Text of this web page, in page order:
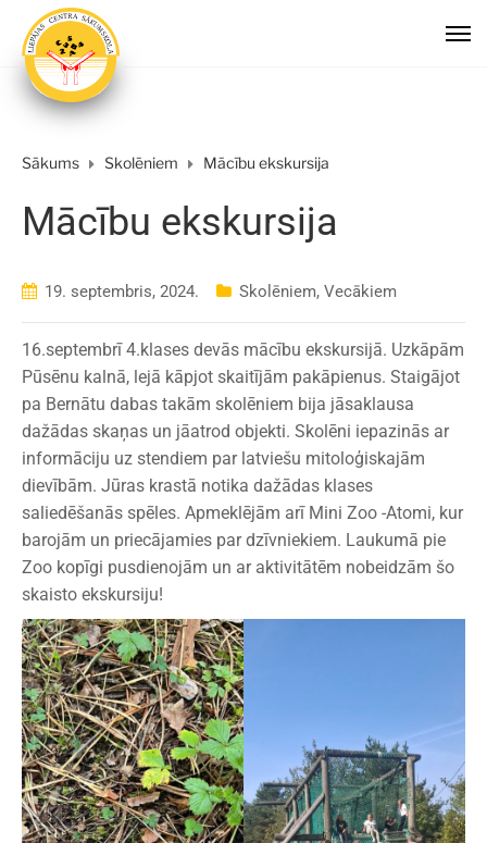
Sākums Skolēniem Mācību ekskursija
Mācību ekskursija
19. septembris, 2024. Skolēniem, Vecākiem
16.septembrī 4.klases devās mācību ekskursijā. Uzkāpām
Pūsēnu kalnā, lejā kāpjot skaitījām pakāpienus. Staigājot
pa Bernātu dabas takām skolēniem bija jāsaklausa
dažādas skaņas un jāatrod objekti. Skolēni iepazinās ar
informāciju uz stendiem par latviešu mitoloģiskajām
dievībām. Jūras krastā notika dažādas klases
saliedēšanās spēles. Apmeklējām arī Mini Zoo -Atomi, kur
barojām un priecājamies par dzīvniekiem. Laukumā pie
Zoo kopīgi pusdienojām un ar aktivitātēm nobeidzām šo
skaisto ekskursiju!